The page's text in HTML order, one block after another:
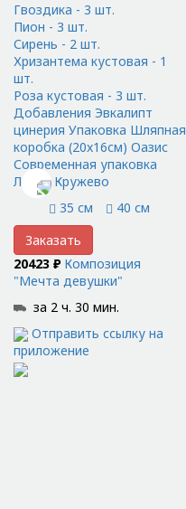
Гвоздика - 3 шт.
Пион - 3 шт.
Сирень - 2 шт.
Хризантема кустовая - 1
шт.
Роза кустовая - 3 шт.
Добавления Эвкалипт
цинерия Упаковка Шляпная
коробка (20x16см) Оазис
Современная упаковка
Лента Кружево
35 см
40 см
Заказать
20423 ₽ Композиция
"Мечта девушки"
за 2 ч. 30 мин.
Отправить ссылку на
приложение